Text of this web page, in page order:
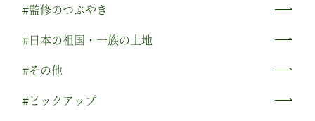
#監修のつぶやき
#日本の祖国・一族の土地
#その他
#ピックアップ